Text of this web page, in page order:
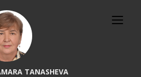
TANASHEVA